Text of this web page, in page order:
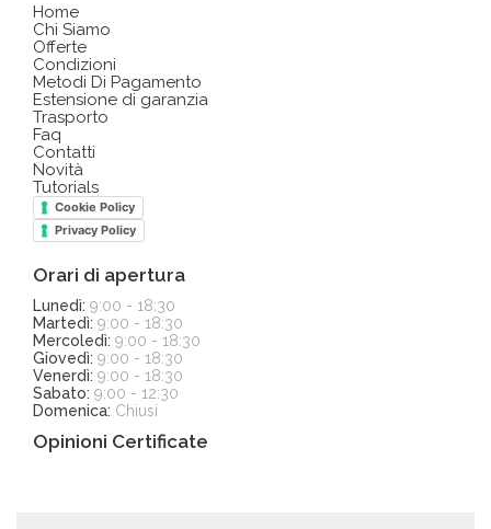
Home
Chi Siamo
Offerte
Condizioni
Metodi Di Pagamento
Estensione di garanzia
Trasporto
Faq
Contatti
Novità
Tutorials
Cookie Policy
Privacy Policy
Orari di apertura
Lunedì: 9:00 - 18:30
Martedì: 9:00 - 18:30
Mercoledì: 9:00 - 18:30
Giovedì: 9:00 - 18:30
Venerdì: 9:00 - 18:30
Sabato: 9:00 - 12:30
Domenica: Chiusi
Opinioni Certificate